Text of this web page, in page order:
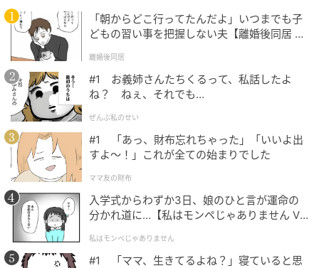
遣いに涙をこらえた榊原さん。その語り口には、子育
てを“頑張ったこと”としてではなく、自分が育てられ
た時間として捉えている誠実さが感じられます。飾ら
ない言葉のなかに、等身大の母親としての深みがあっ
て、聞いているこちらまで温かい気持ちになれまし
た。子供と一緒に歩んできた時間への愛情が、言葉の
ひとつひとつからにじみ出ていて、榊原さんの人柄の
豊かさをあらためて感じさせてくれる内容でした。
次の記事
#1 「ママ、生きてるよね？」寝ていると思
って部屋を開けたら
「朝からどこ行ってたんだよ」いつまでも子
どもの習い事を把握しない夫【離婚後同居 Vo
離婚後同居
#1 お義姉さんたちくるって、私話したよ
ね？ ねぇ、それでも…
ぜんぶ私のせい
#1 「あっ、財布忘れちゃった」「いいよ出
すよ〜！」これが全ての始まりでした
ママ友の財布
入学式からわずか3日、娘のひと言が運命の
分かれ道に…【私はモンペじゃありません Vo
私はモンペじゃありません
#1 「ママ、生きてるよね？」寝ていると思